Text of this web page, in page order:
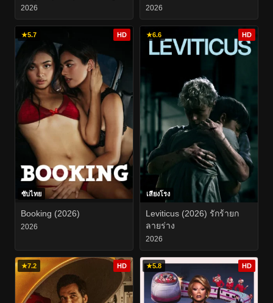
สั่นผวา ที่มาแห่งความชั่วร้าย
2026 2026
★5.7 HD
ซับไทย
Booking (2026)
2026
★6.6 HD
เสียงโรง
Leviticus (2026) รักร้ายก
ลายร่าง
2026
★7.2 HD ★5.8 HD